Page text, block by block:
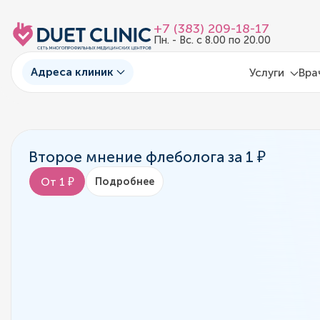
+7 (383) 209-18-17
Пн. - Вс. с 8.00 по 20.00
Адреса клиник Услуги
Второе мнение флеболога за 1 ₽
От 1 ₽ Подробнее